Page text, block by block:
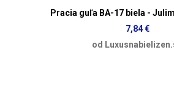
Pracia guľa BA-17 biela -
7,84 €
od